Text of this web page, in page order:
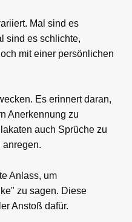
Mal sind es
sind es schlichte,
mit einer persönlichen
Es erinnert daran,
Anerkennung zu
auch Sprüche zu
anregen.
Anlass, um
zu sagen. Diese
Anstoß dafür.